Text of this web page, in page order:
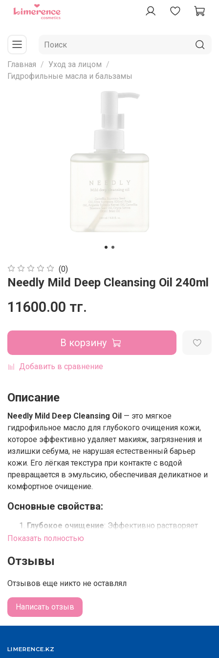
Главная
Уход за лицом
Гидрофильные масла и бальзамы
(0)
Needly Mild Deep Cleansing Oil 240ml
11600.00 тг.
В корзину
Добавить в сравнение
Описание
Needly Mild Deep Cleansing Oil — это мягкое
гидрофильное масло для глубокого очищения кожи,
которое эффективно удаляет макияж, загрязнения и
излишки себума, не нарушая естественный барьер
кожи. Его лёгкая текстура при контакте с водой
превращается в эмульсию, обеспечивая деликатное и
комфортное очищение.
Основные свойства:
Глубокое очищение: Эффективно растворяет
макияж, включая водостойкий, а также удаляет
Деликатный уход
Подходит для всех типов кожи
чувствительную и склонную к раздражениям.
Антиоксидантная защита
защищая кожу от воздействия окружающей
Показать полностью
Отзывы
Отзывов еще никто не оставлял
Написать отзыв
LIMERENCE.KZ